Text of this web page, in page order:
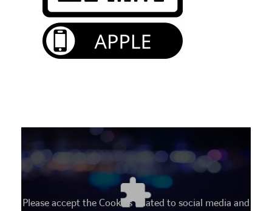
Please accept the Cookies related to social media and